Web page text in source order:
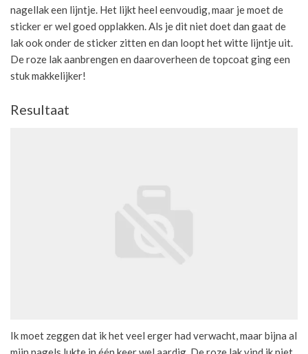
nagellak een lijntje. Het lijkt heel eenvoudig, maar je moet de
sticker er wel goed opplakken. Als je dit niet doet dan gaat de
lak ook onder de sticker zitten en dan loopt het witte lijntje uit.
De roze lak aanbrengen en daaroverheen de topcoat ging een
stuk makkelijker!
Resultaat
Ik moet zeggen dat ik het veel erger had verwacht, maar bijna al